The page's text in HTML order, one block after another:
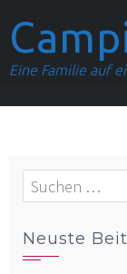
Eine Familie auf
Suchen
nach:
Neuste